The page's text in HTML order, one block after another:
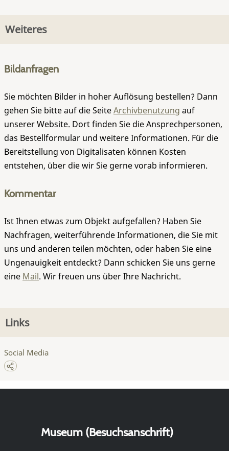
Weiteres
Bildanfragen
Sie möchten Bilder in hoher Auflösung bestellen? Dann
gehen Sie bitte auf die SeiteArchivbenutzung auf
unserer Website. Dort finden Sie die Ansprechpersonen,
das Bestellformular und weitere Informationen. Für die
Bereitstellung von Digitalisaten können Kosten
entstehen, über die wir Sie gerne vorab informieren.
Kommentar
Ist Ihnen etwas zum Objekt aufgefallen? Haben Sie
Nachfragen, weiterführende Informationen, die Sie mit
uns und anderen teilen möchten, oder haben Sie eine
Ungenauigkeit entdeckt? Dann schicken Sie uns gerne
eine Mail. Wir freuen uns über Ihre Nachricht.
Links
Social Media
Museum (Besuchsanschrift)